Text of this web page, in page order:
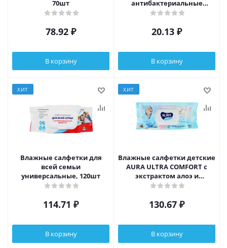
70шт
78.92 ₽
В корзину
антибактериальные
универсальные, 15шт
20.13 ₽
В корзину
ХИТ
Влажные салфетки для
всей семьи
универсальные, 120шт
114.71 ₽
В корзину
ХИТ
Влажные салфетки детские
AURA ULTRA COMFORT с
экстрактом алоэ и
витамином Е, с крышкой,
130.67 ₽
В корзину